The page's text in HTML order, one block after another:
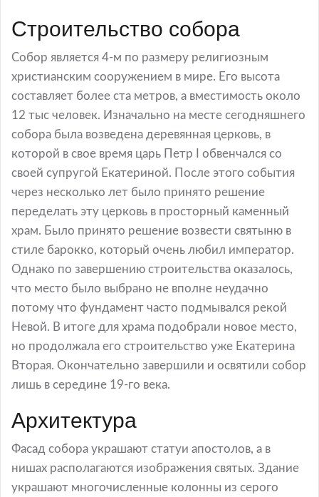
Строительство собора
Собор является 4-м по размеру религиозным
христианским сооружением в мире. Его высота
составляет более ста метров, а вместимость около
12 тыс человек. Изначально на месте сегодняшнего
собора была возведена деревянная церковь, в
которой в свое время царь Петр I обвенчался со
своей супругой Екатериной. После этого события
через несколько лет было принято решение
переделать эту церковь в просторный каменный
храм. Было принято решение возвести святыню в
стиле барокко, который очень любил император.
Однако по завершению строительства оказалось,
что место было выбрано не вполне неудачно
потому что фундамент часто подмывался рекой
Невой. В итоге для храма подобрали новое место,
но продолжала его строительство уже Екатерина
Вторая. Окончательно завершили и освятили собор
лишь в середине 19-го века.
Архитектура
Фасад собора украшают статуи апостолов, а в
нишах располагаются изображения святых. Здание
украшают многочисленные колонны из серого